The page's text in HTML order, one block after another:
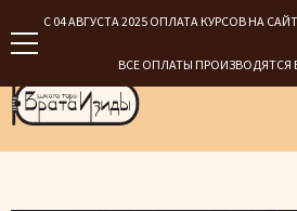
С 04 АВГУСТА 2025 ОПЛАТА КУРСОВ НА
ВСЕ ОПЛАТЫ ПРОИЗВОДЯТСЯ